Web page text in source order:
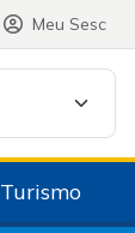
Meu Sesc
Turismo